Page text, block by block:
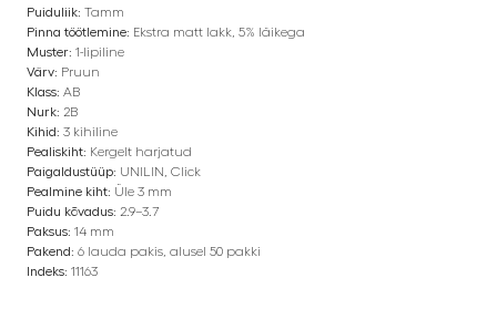
Puiduliik: Tamm
Pinna töötlemine: Ekstra matt lakk, 5% läikega
Muster: 1-lipiline
Värv: Pruun
Klass: AB
Nurk: 2B
Kihid: 3 kihiline
Pealiskiht: Kergelt harjatud
Paigaldustüüp: UNILIN, Click
Pealmine kiht: Üle 3 mm
Puidu kõvadus: 2.9–3.7
Paksus: 14 mm
Pakend: 6 lauda pakis, alusel 50 pakki
Indeks: 11163